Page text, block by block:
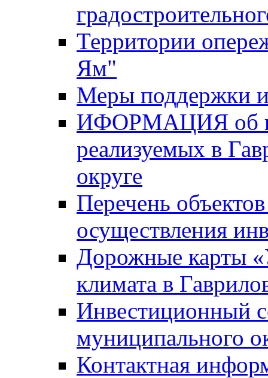
Территории
Ям"
Меры поддержки
ИФОРМАЦИЯ об
реализуемых в
округе
Перечень
осуществления
Дорожные карты
климата в
Инвестиционный
муниципального
Контактная